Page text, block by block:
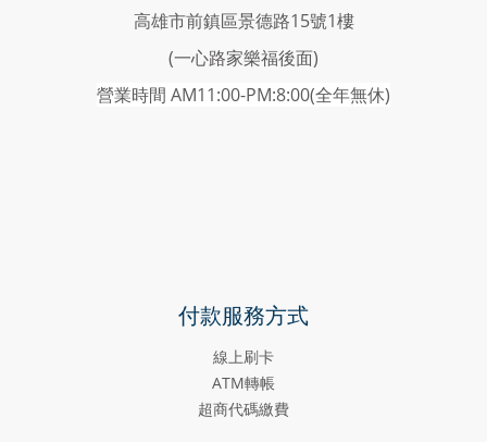
高雄市前鎮區景德路15號1樓
(一心路家樂福後面)
營業時間 AM11:00-PM:8:00(全年無休)
付款服務方式
線上刷卡
ATM轉帳
超商代碼繳費